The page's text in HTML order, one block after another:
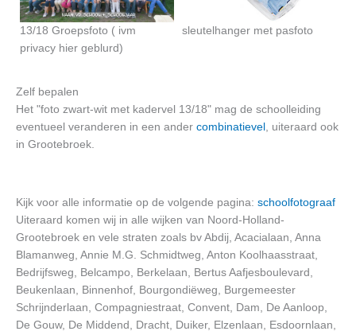
13/18 Groepsfoto ( ivm
privacy hier geblurd)
sleutelhanger met pasfoto
Zelf bepalen
Het "foto zwart-wit met kadervel 13/18" mag de schoolleiding
eventueel veranderen in een ander combinatievel , uiteraard ook
in Grootebroek.
Kijk voor alle informatie op de volgende pagina: schoolfotograaf
Uiteraard komen wij in alle wijken van Noord-Holland-
Grootebroek en vele straten zoals bv Abdij, Acacialaan, Anna
Blamanweg, Annie M.G. Schmidtweg, Anton Koolhaasstraat,
Bedrijfsweg, Belcampo, Berkelaan, Bertus Aafjesboulevard,
Beukenlaan, Binnenhof, Bourgondiëweg, Burgemeester
Schrijnderlaan, Compagniestraat, Convent, Dam, De Aanloop,
De Gouw, De Middend, Dracht, Duiker, Elzenlaan, Esdoornlaan,